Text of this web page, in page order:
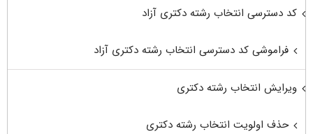
کد دسترسی انتخاب رشته دکتری آزاد
فراموشی کد دسترسی انتخاب رشته دکتری آزاد
ویرایش انتخاب رشته دکتری
حذف اولویت انتخاب رشته دکتری